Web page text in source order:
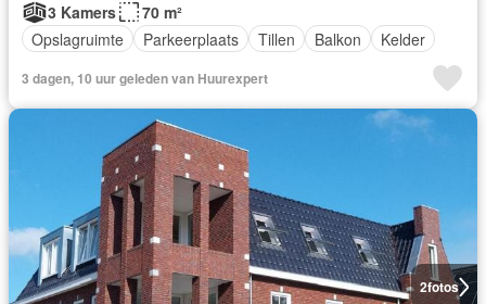
3 Kamers
70 m²
Opslagruimte
Parkeerplaats Tillen Balkon Kelder
3 dagen, 10 uur geleden van Huurexpert
2fotos